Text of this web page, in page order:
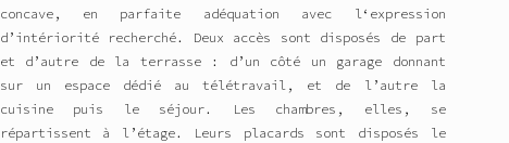
concave, en parfaite adéquation avec l‘expression
d’intériorité recherché. Deux accès sont disposés de part
et d’autre de la terrasse : d’un côté un garage donnant
sur un espace dédié au télétravail, et de l’autre la
cuisine puis le séjour. Les chambres, elles, se
répartissent à l’étage. Leurs placards sont disposés le